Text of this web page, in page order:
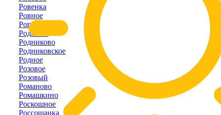
Ровенка
Ровное
Рогово
Родники
Родниково
Родниковское
Родное
Розовое
Розовый
Романово
Ромашкино
Роскошное
Россошанка